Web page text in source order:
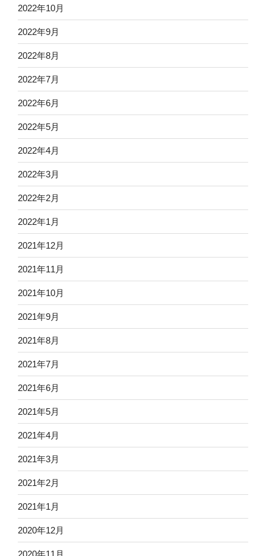
2022年10月
2022年9月
2022年8月
2022年7月
2022年6月
2022年5月
2022年4月
2022年3月
2022年2月
2022年1月
2021年12月
2021年11月
2021年10月
2021年9月
2021年8月
2021年7月
2021年6月
2021年5月
2021年4月
2021年3月
2021年2月
2021年1月
2020年12月
2020年11月